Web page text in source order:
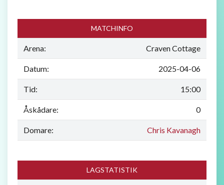
MATCHINFO
Arena: Craven Cottage
Datum: 2025-04-06
Tid: 15:00
Åskådare: 0
Domare: Chris Kavanagh
LAGSTATISTIK